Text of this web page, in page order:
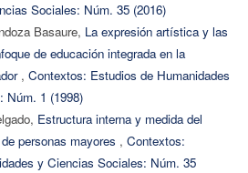
Sociales: Núm. 35 (2016)
Basaure, La expresión artística y las
de educación integrada en la
, Contextos: Estudios de Humanidades
Núm. 1 (1998)
Estructura interna y medida del
personas mayores , Contextos:
y Ciencias Sociales: Núm. 35